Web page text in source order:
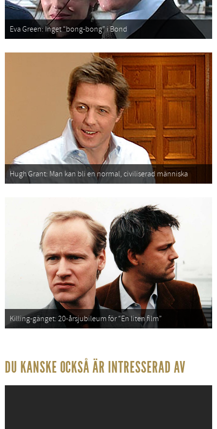
Eva Green: Inget “bong-bong” i Bond
Hugh Grant: Man kan bli en normal, civiliserad människa
Killing-gänget: 20-årsjubileum för “En liten film”
DU KANSKE OCKSÅ ÄR INTRESSERAD AV